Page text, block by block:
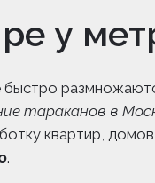
у
тараканов в
квартир,
.